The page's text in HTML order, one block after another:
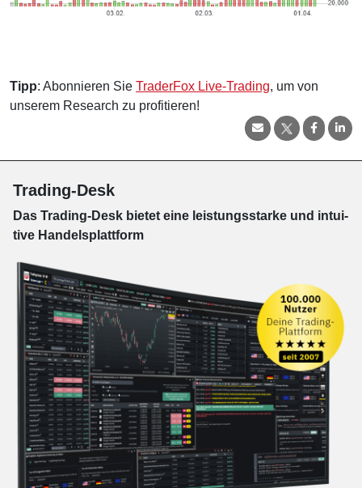
Tipp: Abonnieren Sie TraderFox Live-Trading, um von
unserem Research zu profitieren!
Trading-Desk
Das Trading-Desk bie­tet eine leis­tungs­star­ke und in­tui­
tive Han­dels­platt­form